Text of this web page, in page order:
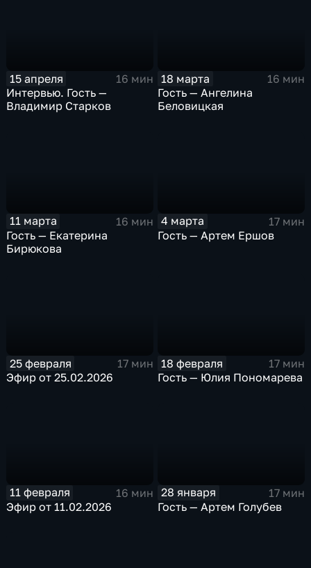
15 апреля
16 мин
Интервью. Гость —
Владимир Старков
18 марта
16 мин
Гость — Ангелина
Беловицкая
11 марта
16 мин
Гость — Екатерина
Бирюкова
4 марта
17 мин
Гость — Артем Ершов
25 февраля
17 мин
Эфир от 25.02.2026
18 февраля
17 мин
Гость — Юлия Пономарева
11 февраля
16 мин
Эфир от 11.02.2026
28 января
17 мин
Гость — Артем Голубев